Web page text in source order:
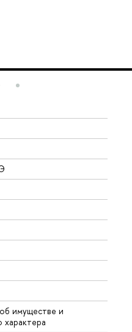
имуществе и
характера